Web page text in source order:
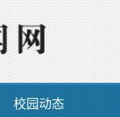
校园动态